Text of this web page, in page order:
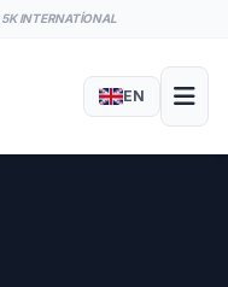
5K INTERNATIONAL
EN